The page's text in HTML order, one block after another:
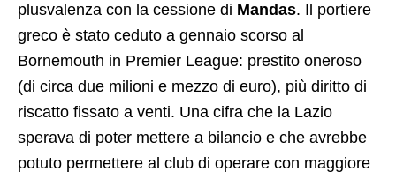
plusvalenza con la cessione di Mandas. Il portiere
greco è stato ceduto a gennaio scorso al
Bornemouth in Premier League: prestito oneroso
(di circa due milioni e mezzo di euro), più diritto di
riscatto fissato a venti. Una cifra che la Lazio
sperava di poter mettere a bilancio e che avrebbe
potuto permettere al club di operare con maggiore